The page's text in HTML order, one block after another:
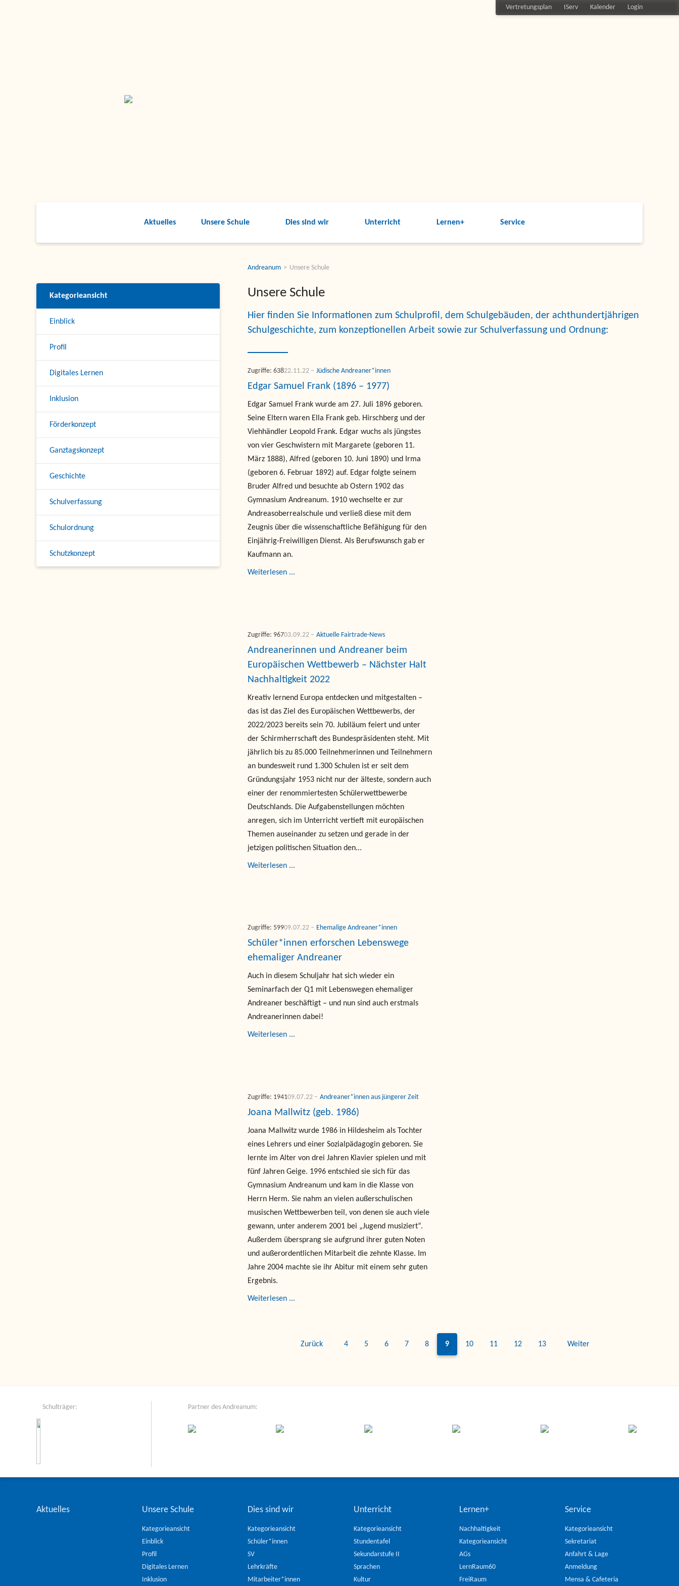
Vertretungsplan IServ Kalender Login
Aktuelles Unsere Schule Dies sind wir Unterricht Lernen+ Service
Kategorieansicht
Einblick
Profil
Digitales Lernen
Inklusion
Förderkonzept
Ganztagskonzept
Geschichte
Schulverfassung
Schulordnung
Schutzkonzept
Andreanum Unsere Schule
Unsere Schule
Hier finden Sie Informationen zum Schulprofil, dem Schulgebäuden, der achthundertjährigen
Schulgeschichte, zum konzeptionellen Arbeit sowie zur Schulverfassung und Ordnung:
Edgar Samuel Frank (1896 – 1977)
Edgar Samuel Frank wurde am 27. Juli 1896 geboren.
Seine Eltern waren Ella Frank geb. Hirschberg und der
Viehhändler Leopold Frank. Edgar wuchs als jüngstes
von vier Geschwistern mit Margarete (geboren 11.
März 1888), Alfred (geboren 10. Juni 1890) und Irma
(geboren 6. Februar 1892) auf. Edgar folgte seinem
Bruder Alfred und besuchte ab Ostern 1902 das
Gymnasium Andreanum. 1910 wechselte er zur
Andreasoberrealschule und verließ diese mit dem
Zeugnis über die wissenschaftliche Befähigung für den
Einjährig-Freiwilligen Dienst. Als Berufswunsch gab er
Kaufmann an.
Jüdische Andreaner*innen
22.11.22
Zugriffe: 638
Weiterlesen ...
Andreanerinnen und Andreaner beim
Europäischen Wettbewerb – Nächster Halt
Nachhaltigkeit 2022
Kreativ lernend Europa entdecken und mitgestalten –
das ist das Ziel des Europäischen Wettbewerbs, der
2022/2023 bereits sein 70. Jubiläum feiert und unter
der Schirmherrschaft des Bundespräsidenten steht. Mit
jährlich bis zu 85.000 Teilnehmerinnen und Teilnehmern
an bundesweit rund 1.300 Schulen ist er seit dem
Gründungsjahr 1953 nicht nur der älteste, sondern auch
einer der renommiertesten Schülerwettbewerbe
Deutschlands. Die Aufgabenstellungen möchten
anregen, sich im Unterricht vertieft mit europäischen
Themen auseinander zu setzen und gerade in der
jetzigen politischen Situation den...
Aktuelle Fairtrade-News
03.09.22
Zugriffe: 967
Weiterlesen ...
Schüler*innen erforschen Lebenswege
ehemaliger Andreaner
Auch in diesem Schuljahr hat sich wieder ein
Seminarfach der Q1 mit Lebenswegen ehemaliger
Andreaner beschäftigt – und nun sind auch erstmals
Andreanerinnen dabei!
Ehemalige Andreaner*innen
09.07.22
Zugriffe: 599
Weiterlesen ...
Joana Mallwitz (geb. 1986)
Joana Mallwitz wurde 1986 in Hildesheim als Tochter
eines Lehrers und einer Sozialpädagogin geboren. Sie
lernte im Alter von drei Jahren Klavier spielen und mit
fünf Jahren Geige. 1996 entschied sie sich für das
Gymnasium Andreanum und kam in die Klasse von
Herrn Herm. Sie nahm an vielen außerschulischen
musischen Wettbewerben teil, von denen sie auch viele
gewann, unter anderem 2001 bei „Jugend musiziert“.
Außerdem übersprang sie aufgrund ihrer guten Noten
und außerordentlichen Mitarbeit die zehnte Klasse. Im
Jahre 2004 machte sie ihr Abitur mit einem sehr guten
Ergebnis.
Andreaner*innen aus jüngerer Zeit
09.07.22
Zugriffe: 1941
Weiterlesen ...
Zurück 4 5 6 7 8 9 10 11 12 13 Weiter
Schulträger: Partner des Andreanum:
Aktuelles Unsere Schule
Kategorieansicht
Einblick
Profil
Digitales Lernen
Inklusion
Dies sind wir
Kategorieansicht
Schüler*innen
SV
Lehrkräfte
Mitarbeiter*innen
Unterricht
Kategorieansicht
Stundentafel
Sekundarstufe II
Sprachen
Kultur
Lernen+
Nachhaltigkeit
Kategorieansicht
AGs
LernRaum60
FreiRaum
Service
Kategorieansicht
Sekretariat
Anfahrt & Lage
Anmeldung
Mensa & Cafeteria